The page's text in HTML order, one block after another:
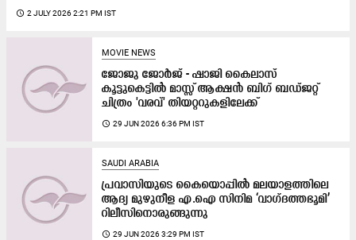
access_time 2 JULY 2026 2:21 PM IST
MOVIE NEWS
ജോജു ജോർജ് - ഷാജി കൈലാസ്
കൂട്ടുകെട്ടിൽ മാസ്സ് ആക്ഷൻ ബിഗ് ബഡ്ജറ്റ്
ചിത്രം 'വരവ്' തിയറ്ററുകളിലേക്ക്
access_time 29 JUN 2026 6:36 PM IST
SAUDI ARABIA
പ്രവാസിയുടെ കൈയൊപ്പിൽ മലയാളത്തിലെ
ആദ്യ മുഴുനീള എ.ഐ സിനിമ ‘വാഗ്‌ദത്തഭൂമി’
റിലീസിനൊരുങ്ങുന്നു
access_time 29 JUN 2026 3:29 PM IST